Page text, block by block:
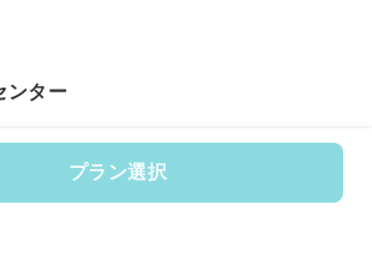
プラン選択
ご自身の旅のスタイルに合わせてチケット
す。
特定の区間に有効で、各停留所間の移動に
す。また、尾浦から松亭までの全区間を対
1回ずつ自由に乗り降りできるフリーパスタ
質問
ーラインパークのスカイカプセルや
と海辺列車は、特に繁忙期には事前予約
を強くお勧めします。KKdayで事前にチ
ると、現地でのチケット購入列に並ぶ手
ンター
商品番号: 123012